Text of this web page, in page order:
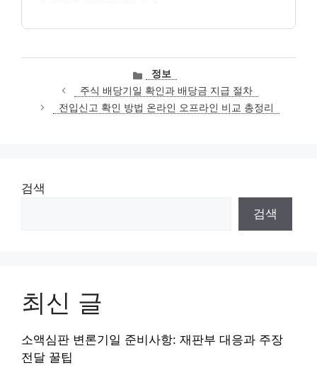
카
테
고
리
정보
주식 배당기일 확인과 배당금 지급 절차
전입신고 확인 방법 온라인 오프라인 비교 총정리
검색
검색
최신 글
소액심판 변론기일 준비사항: 재판부 대응과 주장
전달 꿀팁